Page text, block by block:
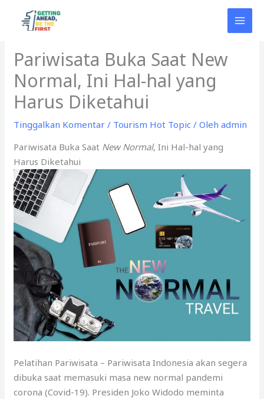
Pariwisata Buka Saat New
Normal, Ini Hal-hal yang
Harus Diketahui
Tinggalkan Komentar / Tourism Hot Topic / Olehadmin
Pariwisata Buka Saat New Normal, Ini Hal-hal yang
Harus Diketahui
Pelatihan Pariwisata – Pariwisata Indonesia akan segera
dibuka saat memasuki masa new normal pandemi
corona (Covid-19). Presiden Joko Widodo meminta